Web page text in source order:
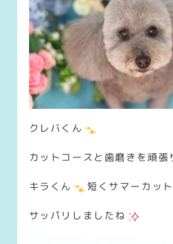
クレバくん
カットコースと歯磨きを頑張
キラくん 短くサマーカッ
サッパリしましたね